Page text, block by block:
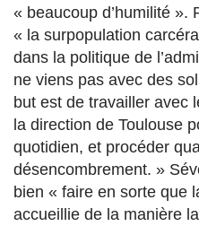
« beaucoup d’humilité ».
« la surpopulation
dans la politique de
ne viens pas avec des
but est de travailler avec
la direction de Toulouse
quotidien, et procéder
désencombrement. »
bien « faire en sorte que
accueillie de la manière